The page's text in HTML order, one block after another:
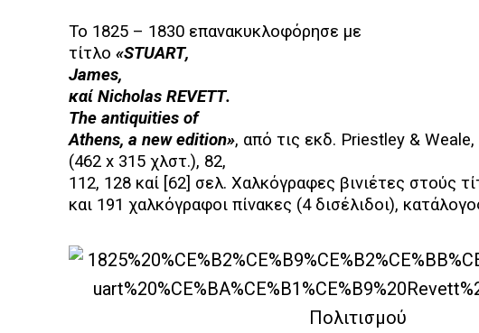
Το 1825 – 1830 επανακυκλοφόρησε με
τίτλο «STUART,
James,
καί Nicholas REVETT.
The antiquities of
Athens, a new edition», από τις εκδ. Priestley & Weale,
(462 x 315 χλστ.), 82,
112, 128 καί [62] σελ. Χαλκόγραφες βινιέτες στούς
και 191 χαλκόγραφοι πίνακες (4 δισέλιδοι),